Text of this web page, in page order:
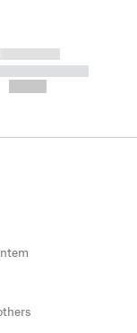
------------
-----------